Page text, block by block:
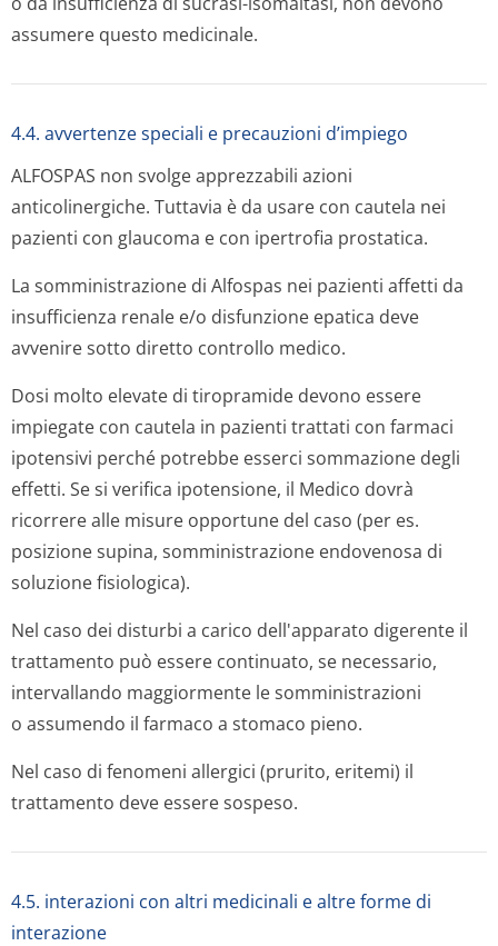
assumere questo medicinale.
4.4. avvertenze speciali e precauzioni d’impiego
ALFOSPAS non svolge apprezzabili azioni
anticolinergiche. Tuttavia è da usare con cautela nei
pazienti con glaucoma e con ipertrofia prostatica.
La somministrazione di Alfospas nei pazienti affetti da
insufficienza renale e/o disfunzione epatica deve
avvenire sotto diretto controllo medico.
Dosi molto elevate di tiropramide devono essere
impiegate con cautela in pazienti trattati con farmaci
ipotensivi perché potrebbe esserci sommazione degli
effetti. Se si verifica ipotensione, il Medico dovrà
ricorrere alle misure opportune del caso (per es.
posizione supina, somministrazione endovenosa di
soluzione fisiologica).
Nel caso dei disturbi a carico dell'apparato digerente il
trattamento può essere continuato, se necessario,
intervallando maggiormente le somministrazioni
o assumendo il farmaco a stomaco pieno.
Nel caso di fenomeni allergici (prurito, eritemi) il
trattamento deve essere sospeso.
4.5. interazioni con altri medicinali e altre forme di
interazione